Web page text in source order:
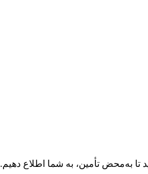
تا به‌محض تأمین، به شما اطلاع دهیم.